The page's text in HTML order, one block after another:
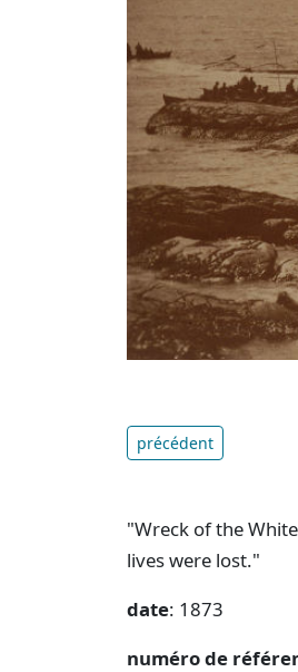
précédent
"Wreck of the
lives were lost."
date: 1873
numéro de